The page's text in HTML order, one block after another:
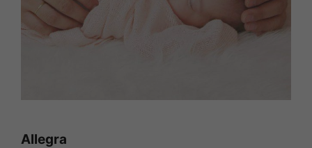
Allegra